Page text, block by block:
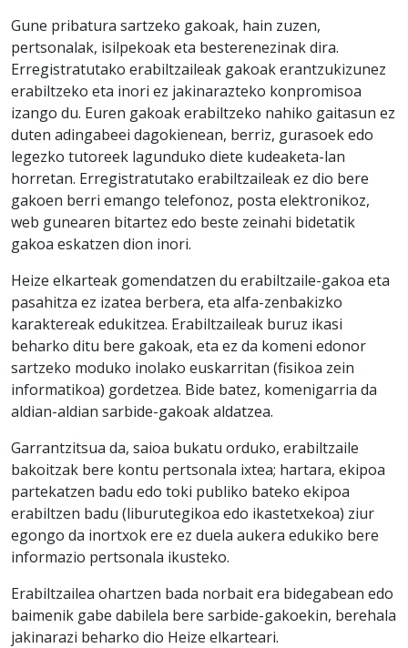
Gune pribatura sartzeko gakoak, hain zuzen,
pertsonalak, isilpekoak eta besterenezinak dira.
Erregistratutako erabiltzaileak gakoak erantzukizunez
erabiltzeko eta inori ez jakinarazteko konpromisoa
izango du. Euren gakoak erabiltzeko nahiko gaitasun ez
duten adingabeei dagokienean, berriz, gurasoek edo
legezko tutoreek lagunduko diete kudeaketa-lan
horretan. Erregistratutako erabiltzaileak ez dio bere
gakoen berri emango telefonoz, posta elektronikoz,
web gunearen bitartez edo beste zeinahi bidetatik
gakoa eskatzen dion inori.
Heize elkarteak gomendatzen du erabiltzaile-gakoa eta
pasahitza ez izatea berbera, eta alfa-zenbakizko
karaktereak edukitzea. Erabiltzaileak buruz ikasi
beharko ditu bere gakoak, eta ez da komeni edonor
sartzeko moduko inolako euskarritan (fisikoa zein
informatikoa) gordetzea. Bide batez, komenigarria da
aldian-aldian sarbide-gakoak aldatzea.
Garrantzitsua da, saioa bukatu orduko, erabiltzaile
bakoitzak bere kontu pertsonala ixtea; hartara, ekipoa
partekatzen badu edo toki publiko bateko ekipoa
erabiltzen badu (liburutegikoa edo ikastetxekoa) ziur
egongo da inortxok ere ez duela aukera edukiko bere
informazio pertsonala ikusteko.
Erabiltzailea ohartzen bada norbait era bidegabean edo
baimenik gabe dabilela bere sarbide-gakoekin, berehala
jakinarazi beharko dio Heize elkarteari.